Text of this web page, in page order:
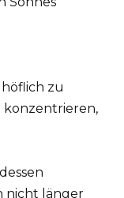
zu
konzentrieren,
nicht länger